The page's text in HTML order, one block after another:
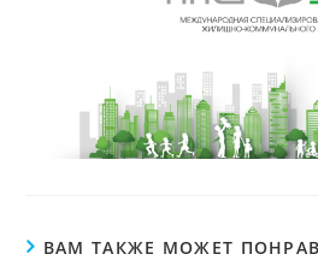
ВАМ ТАКЖЕ МОЖЕТ